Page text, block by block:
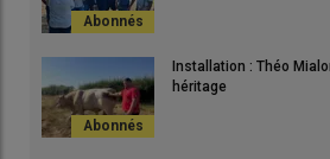
Installation : Théo
héritage